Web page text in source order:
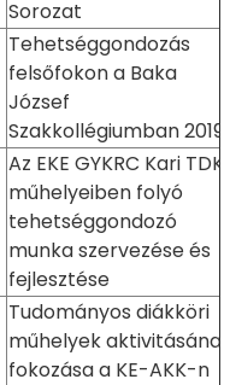
Sorozat
Tehetséggondozás
felsőfokon a Baka
József
Szakkollégiumban 2019
Az EKE GYKRC Kari TDK
műhelyeiben folyó
tehetséggondozó
munka szervezése és
fejlesztése
Tudományos diákköri
műhelyek
fokozása a KE-AKK-n